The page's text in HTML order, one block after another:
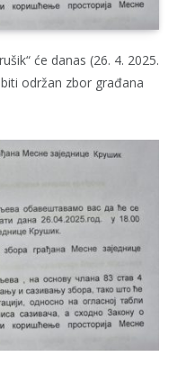
će danas (26. 4. 2025.
održan zbor građana